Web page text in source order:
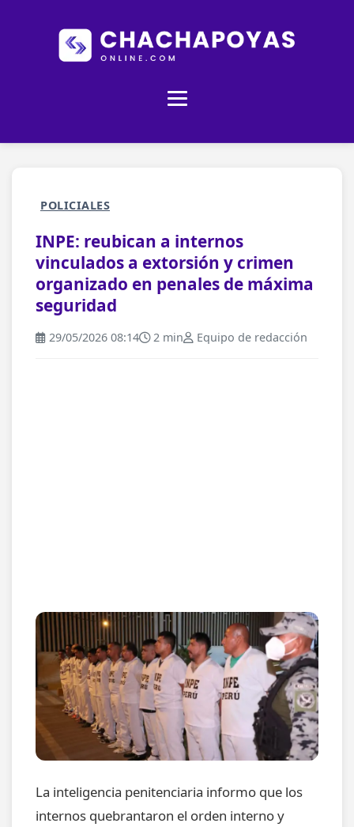
POLICIALES
INPE: reubican a internos
vinculados a extorsión y crimen
organizado en penales de máxima
seguridad
29/05/2026 08:14 2 min Equipo de redacción
La inteligencia penitenciaria informo que los
internos quebrantaron el orden interno y